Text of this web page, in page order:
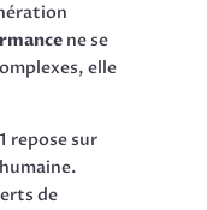
ne se
elle
repose sur
de